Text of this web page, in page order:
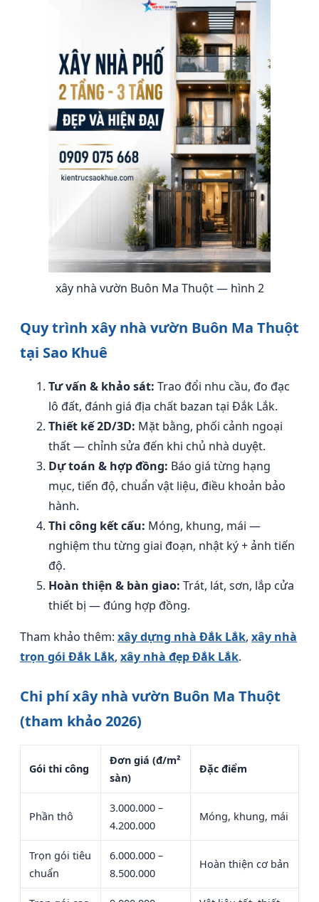
xây nhà vườn Buôn Ma Thuột — hình 2
Quy trình xây nhà vườn Buôn Ma Thuột
tại Sao Khuê
Tư vấn & khảo sát: Trao đổi nhu cầu, đo đạc
lô đất, đánh giá địa chất bazan tại Đắk Lắk.
Thiết kế 2D/3D: Mặt bằng, phối cảnh ngoại
thất — chỉnh sửa đến khi chủ nhà duyệt.
Dự toán & hợp đồng: Báo giá từng hạng
mục, tiến độ, chuẩn vật liệu, điều khoản bảo
hành.
Thi công kết cấu: Móng, khung, mái —
nghiệm thu từng giai đoạn, nhật ký + ảnh tiến
độ.
Hoàn thiện & bàn giao: Trát, lát, sơn, lắp cửa
thiết bị — đúng hợp đồng.
Tham khảo thêm: xây dựng nhà Đắk Lắk, xây nhà
trọn gói Đắk Lắk, xây nhà đẹp Đắk Lắk.
Chi phí xây nhà vườn Buôn Ma Thuột
(tham khảo 2026)
Gói thi công
Đơn giá (đ/m²
sàn)
Đặc điểm
Phần thô
3.000.000 –
4.200.000
Móng, khung, mái
Trọn gói tiêu
chuẩn
6.000.000 –
8.500.000
Hoàn thiện cơ bản